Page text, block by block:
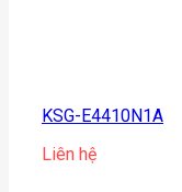
KSG-E4410N1A
Liên hệ